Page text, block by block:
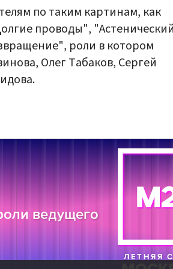
по таким картинам, как
проводы",
роли в котором
Олег Табаков, Сергей